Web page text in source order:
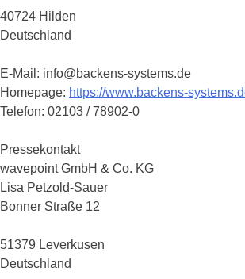
40724 Hilden
Deutschland
E-Mail: info@backens-systems.de
Homepage: https://www.backens-
Telefon: 02103 / 78902-0
Pressekontakt
wavepoint GmbH & Co. KG
Lisa Petzold-Sauer
Bonner Straße 12
51379 Leverkusen
Deutschland